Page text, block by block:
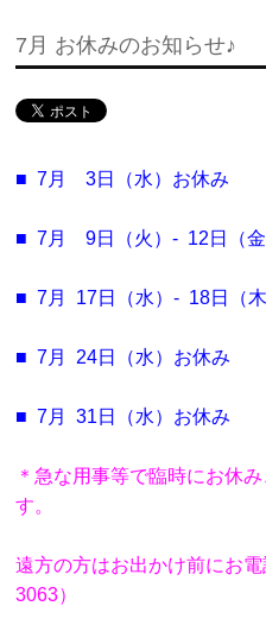
7月 お休みのお知らせ♪
■ 7月 3日（水）お休み
■ 7月 9日（火）- 12日（
■ 7月 17日（水）- 18日（
■ 7月 24日（水）お休み
■ 7月 31日（水）お休み
＊急な用事等で臨時にお休
す。
遠方の方はお出かけ前にお
3063）